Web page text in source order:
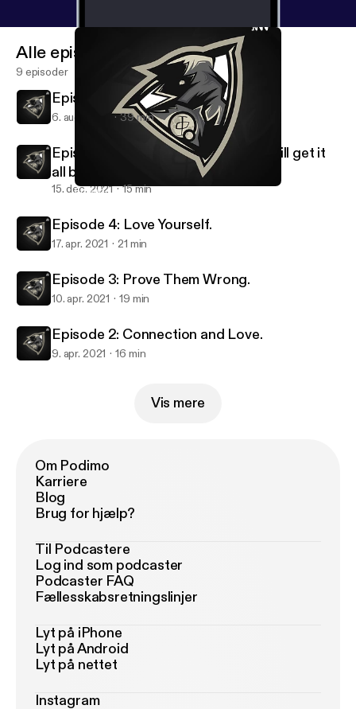
Episode 4: Love Yourself.
Alle episoder
9 episoder
Episode 6: Your All Caught Up!
6. aug. 2022 39 min
Episode 5: Losing Everything, but will get it
all back..
15. dec. 2021 15 min
Episode 4: Love Yourself.
17. apr. 2021 21 min
Episode 3: Prove Them Wrong.
10. apr. 2021 19 min
Episode 2: Connection and Love.
9. apr. 2021 16 min
Vis mere
Om Podimo
Karriere
Blog
Brug for hjælp?
Til Podcastere
Log ind som podcaster
Podcaster FAQ
Fællesskabsretningslinjer
Lyt på iPhone
Lyt på Android
Lyt på nettet
Instagram